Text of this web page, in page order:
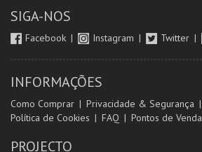
SIGA-NOS
Facebook Instagram Twitter
INFORMAÇÕES
Como Comprar Privacidade & Segurança
Política de Cookies
FAQ Pontos de Venda
PROJECTO